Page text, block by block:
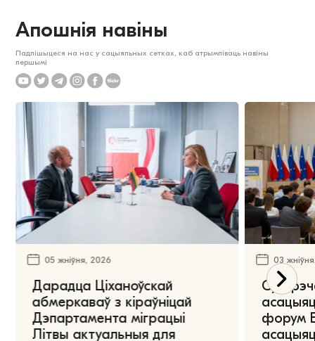
Апошнія навіны
Падпішыцеся на нас у сацыяльных сетках, каб атрымліваць навіны
першымі
05 жніўня, 2026
Дарадца Ціханоўскай
абмеркаваў з кіраўніцай
Дэпартамента міграцыі
Літвы актуальныя для
03
форум